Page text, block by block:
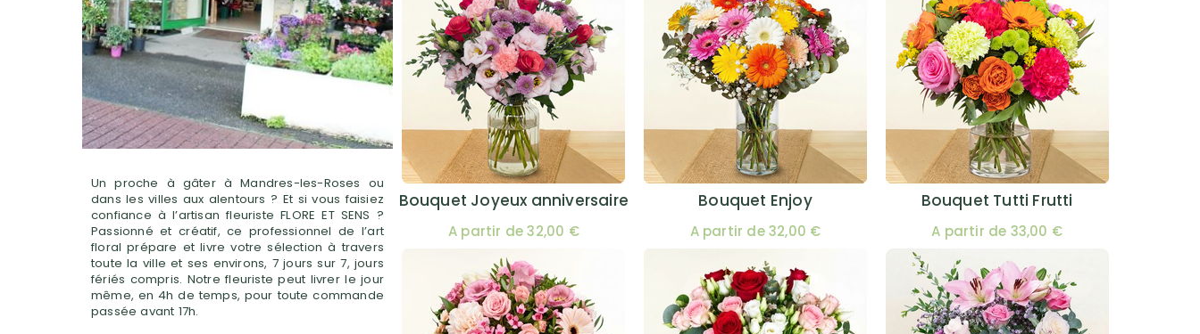
Bouquet Joyeux anniversaire
A partir de 32,00 €
Bouquet Enjoy
A partir de 32,00 €
Bouquet Tutti Frutti
A partir de 33,00 €
Un proche à gâter à Mandres-les-Roses ou
dans les villes aux alentours ? Et si vous faisiez
confiance à l’artisan fleuriste FLORE ET SENS ?
Passionné et créatif, ce professionnel de l’art
floral prépare et livre votre sélection à travers
toute la ville et ses environs, 7 jours sur 7, jours
fériés compris. Notre fleuriste peut livrer le jour
même, en 4h de temps, pour toute commande
passée avant 17h.